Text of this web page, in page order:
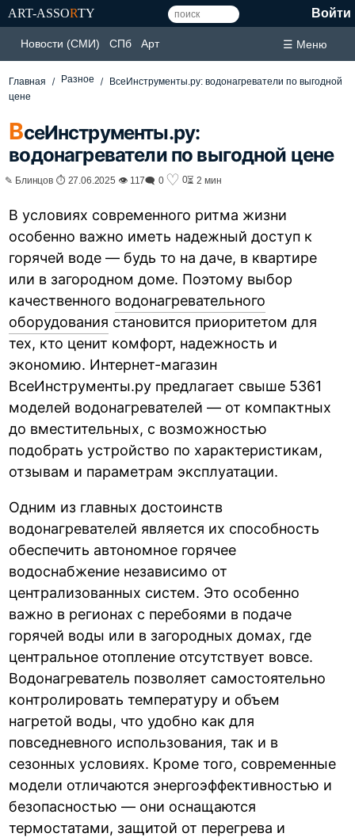
ART-ASSORTY Войти
Новости (СМИ) СПб Арт ☰ Меню
Главная Разное
ВсеИнструменты.ру: водонагреватели по выгодной
цене
ВсеИнструменты.ру:
водонагреватели по выгодной цене
✎ Блинцов ⏱ 27.06.2025 👁 117🗨 0 ♡ 0⏳ 2 мин
В условиях современного ритма жизни
особенно важно иметь надежный доступ к
горячей воде — будь то на даче, в квартире
или в загородном доме. Поэтому выбор
качественного водонагревательного
оборудования становится приоритетом для
тех, кто ценит комфорт, надежность и
экономию. Интернет-магазин
ВсеИнструменты.ру предлагает свыше 5361
моделей водонагревателей — от компактных
до вместительных, с возможностью
подобрать устройство по характеристикам,
отзывам и параметрам эксплуатации.
Одним из главных достоинств
водонагревателей является их способность
обеспечить автономное горячее
водоснабжение независимо от
централизованных систем. Это особенно
важно в регионах с перебоями в подаче
горячей воды или в загородных домах, где
центральное отопление отсутствует вовсе.
Водонагреватель позволяет самостоятельно
контролировать температуру и объем
нагретой воды, что удобно как для
повседневного использования, так и в
сезонных условиях. Кроме того, современные
модели отличаются энергоэффективностью и
безопасностью — они оснащаются
термостатами, защитой от перегрева и